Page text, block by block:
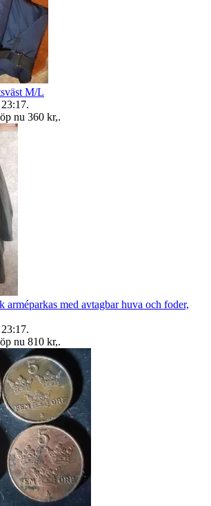
M/L
.
nu 360 kr,.
arméparkas med avtagbar huva och foder,
.
nu 810 kr,.